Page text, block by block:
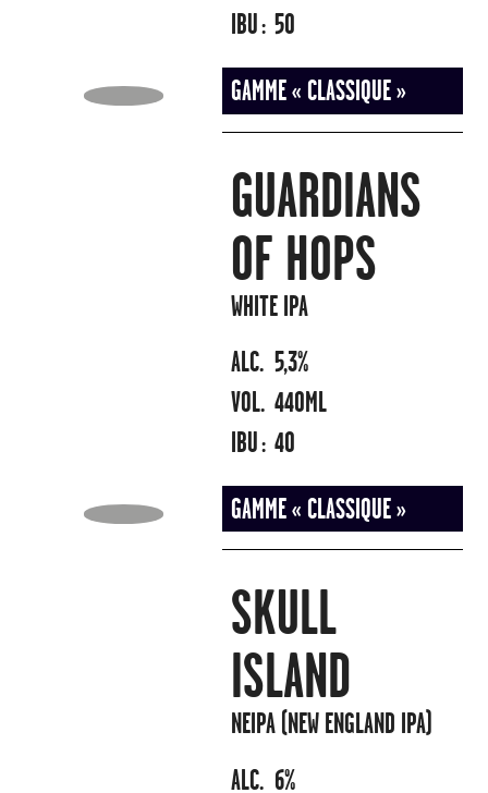
IBU : 50
GAMME « CLASSIQUE »
GUARDIANS
OF HOPS
WHITE IPA
ALC. 5,3%
VOL. 440ML
IBU : 40
GAMME « CLASSIQUE »
SKULL
ISLAND
NEIPA (NEW ENGLAND IPA)
ALC. 6%